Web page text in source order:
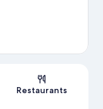
Restaurants